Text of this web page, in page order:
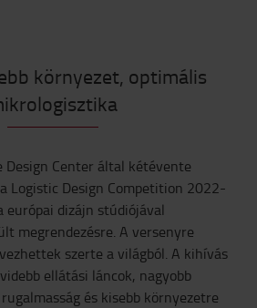
környezet, optimális
Design Center által kétévente
Logistic Design Competition 2022-
európai dizájn stúdiójával
megrendezésre. A versenyre
szerte a világból. A kihívás
ellátási láncok, nagyobb
és kisebb környezetre